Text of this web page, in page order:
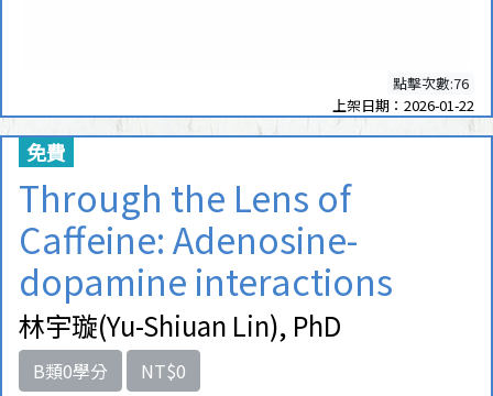
點擊次數:76
上架日期：2026-01-22
免費
Through the Lens of
Caffeine: Adenosine-
dopamine interactions
林宇璇(Yu-Shiuan Lin), PhD
B類0學分 NT$0